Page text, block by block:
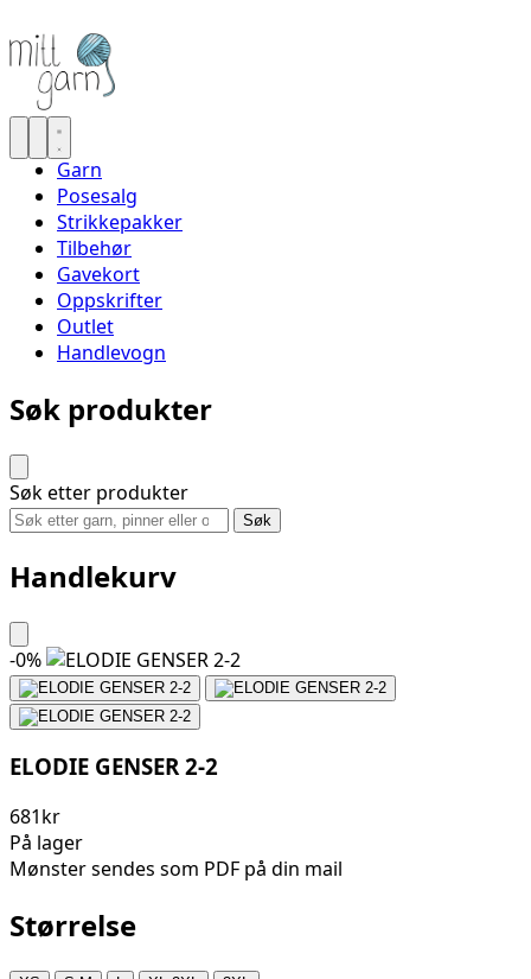
Garn
Posesalg
Strikkepakker
Tilbehør
Gavekort
Oppskrifter
Outlet
Handlevogn
Søk produkter
Søk etter produkter
Søk
Handlekurv
-0%
ELODIE GENSER 2-2
681kr
På lager
Mønster sendes som PDF på din mail
Størrelse